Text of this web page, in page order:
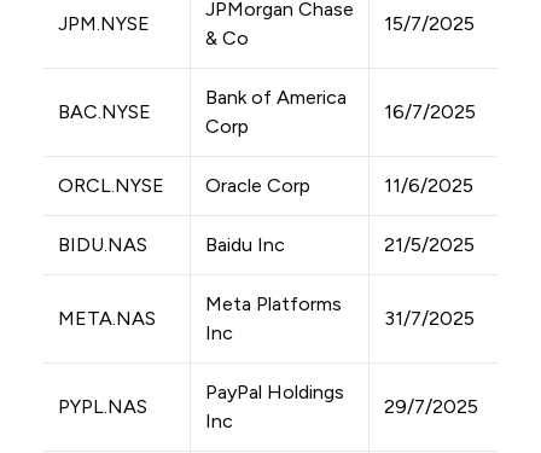
JPM.NYSE
JPMorgan Chase
& Co
15/7/2025
BAC.NYSE
Bank of America
Corp
16/7/2025
ORCL.NYSE Oracle Corp 11/6/2025
BIDU.NAS Baidu Inc 21/5/2025
META.NAS
Meta Platforms
Inc
31/7/2025
PYPL.NAS
PayPal Holdings
Inc
29/7/2025